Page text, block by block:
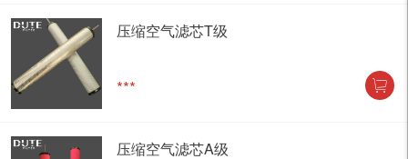
压缩空气滤芯T级
***
压缩空气滤芯A级